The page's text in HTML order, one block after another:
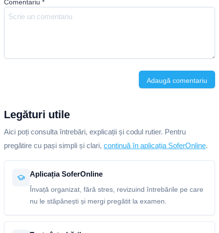
Comentariu *
Adaugă comentariu
Legături utile
Aici poți consulta întrebări, explicații și codul rutier. Pentru
pregătire cu pași simpli și clari, continuă în aplicația SoferOnline.
Aplicația SoferOnline
Învață organizat, fără stres, revizuind întrebările pe care
nu le stăpânești și mergi pregătit la examen.